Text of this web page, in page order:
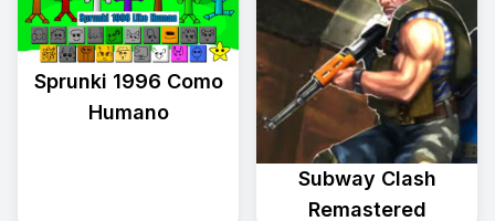
Sprunki 1996 Como
Humano
Subway Clash
Remastered